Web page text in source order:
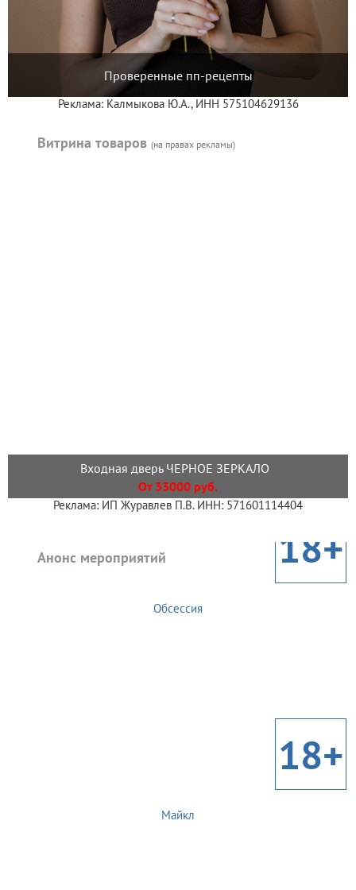
Проверенные пп-рецепты
Реклама: Калмыкова Ю.А., ИНН 575104629136
Витрина товаров (на правах рекламы)
Входная дверь ЧЕРНОЕ ЗЕРКАЛО
От 33000 руб.
Реклама: ИП Журавлев П.В. ИНН: 571601114404
Анонс мероприятий 18+
Обсессия
18+
Майкл